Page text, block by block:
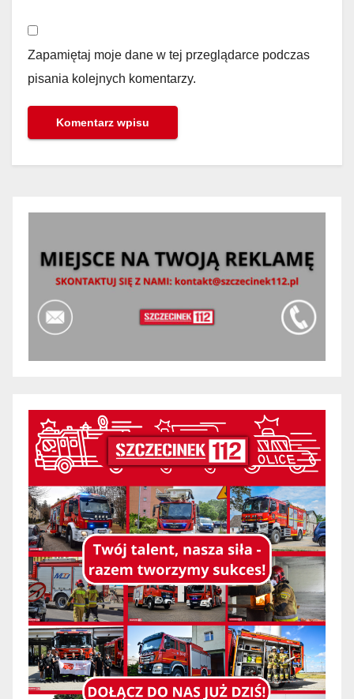
Zapamiętaj moje dane w tej przeglądarce podczas
pisania kolejnych komentarzy.